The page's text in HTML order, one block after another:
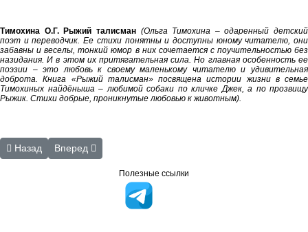
Тимохина О.Г. Рыжий талисман (Ольга Тимохина – одаренный детский
поэт и переводчик. Ее стихи понятны и доступны юному читателю, они
забавны и веселы, тонкий юмор в них сочетается с поучительностью без
назидания. И в этом их притягательная сила. Но главная особенность ее
поэзии – это любовь к своему маленькому читателю и удивительная
доброта. Книга «Рыжий талисман» посвящена истории жизни в семье
Тимохиных найдёныша – любимой собаки по кличке Джек, а по прозвищу
Рыжик. Стихи добрые, проникнутые любовью к животным).
Предыдущий: Документы правовой тематики
Назад Следующий: Книги к юбилейным датам
Вперед
Полезные ссылки